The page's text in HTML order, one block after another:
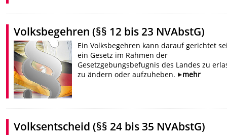
Volksbegehren (§§ 12 bis 23 NVAbstG)
Ein Volksbegehren kann darauf gerichtet
ein Gesetz im Rahmen der
Gesetzgebungsbefugnis des Landes zu
zu ändern oder aufzuheben.
mehr
Volksentscheid (§§ 24 bis 35 NVAbstG)